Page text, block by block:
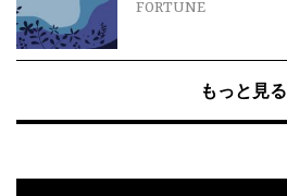
FORTUNE
もっと見る